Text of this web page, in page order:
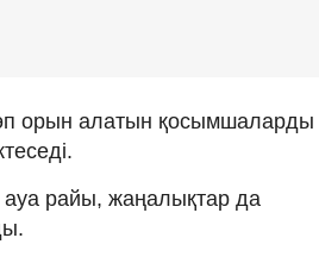
орын алатын қосымшаларды
ауа райы, жаңалықтар да